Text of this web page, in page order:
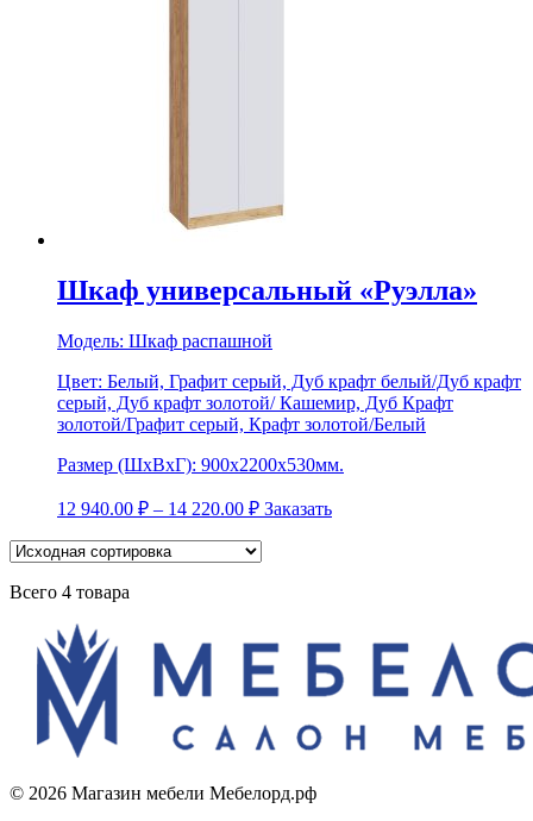
Шкаф универсальный «Руэлла»
Модель: Шкаф распашной
Цвет: Белый, Графит серый, Дуб крафт белый/Дуб крафт
серый, Дуб крафт золотой/ Кашемир, Дуб Крафт
золотой/Графит серый, Крафт золотой/Белый
Размер (ШхВхГ): 900х2200х530мм.
12 940.00 ₽ – 14 220.00 ₽ Заказать
Всего 4 товара
© 2026 Магазин мебели Мебелорд.рф